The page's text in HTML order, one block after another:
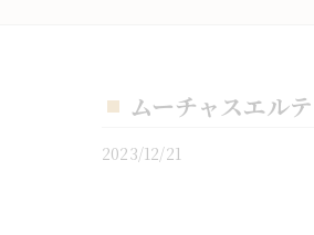
ムーチャスエル
2023/12/21